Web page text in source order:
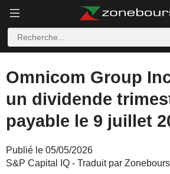
Omnicom Group
un dividende
payable le 9 juillet
Publié le 05/05/2026
S&P Capital IQ - Traduit par